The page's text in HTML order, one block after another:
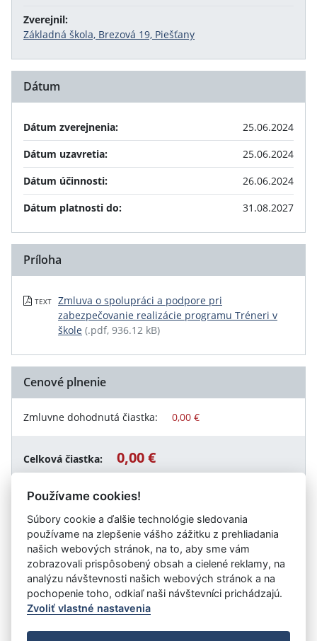
Zverejnil:
Základná škola, Brezová 19, Piešťany
Dátum
Dátum zverejnenia:
25.06.2024
Dátum uzavretia:
25.06.2024
Dátum účinnosti:
26.06.2024
Dátum platnosti do:
31.08.2027
Príloha
TEXT
Zmluva o spolupráci a podpore pri
zabezpečovanie realizácie programu Tréneri v
škole (.pdf, 936.12 kB)
Cenové plnenie
Zmluvne dohodnutá čiastka: 0,00 €
Celková čiastka: 0,00 €
Návrat späť
Vystavil:Základná škola, Brezová 19, Piešťany
Úrad vlády SR - Všetky práva vyhradené
Používame cookies!
Súbory cookie a ďalšie technológie sledovania
používame na zlepšenie vášho zážitku z prehliadania
našich webových stránok, na to, aby sme vám
zobrazovali prispôsobený obsah a cielené reklamy, na
analýzu návštevnosti našich webových stránok a na
pochopenie toho, odkiaľ naši návštevníci prichádzajú.
Zvoliť vlastné nastavenia